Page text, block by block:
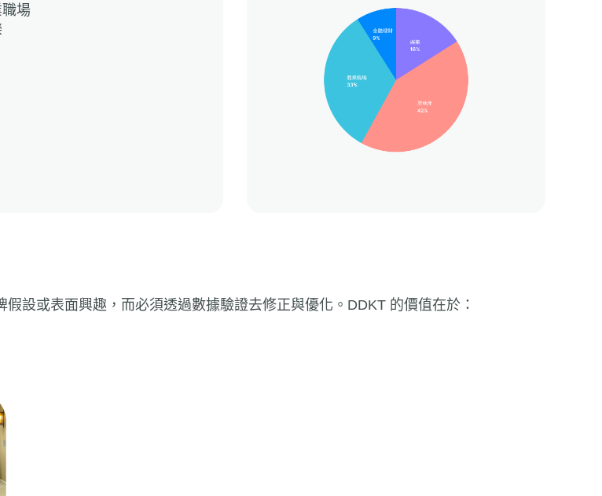
場
設或表面興趣，而必須透過數據驗證去修正與優化。DDKT 的價值在於：